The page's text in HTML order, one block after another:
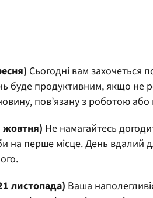
Сьогодні вам захочеться
буде продуктивним, якщо не
пов’язану з роботою
жовтня) Не намагайтесь
на перше місце. День вдалий
листопада) Ваша